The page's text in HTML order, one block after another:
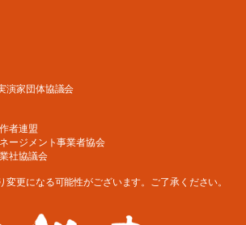
演家団体協議会
者連盟
ージメント事業者協会
社協議会
変更になる可能性がございます。ご了承ください。